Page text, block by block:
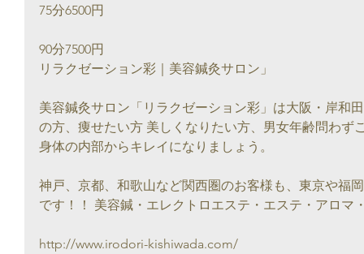
75分6500円
90分7500円
リラクゼーション彩｜美容鍼灸サロン」
美容鍼灸サロン「リラクゼーション彩」は大阪・岸和
の方、痩せたい方 美しくなりたい方、男女年齢問わず
身体の内部からキレイになりましょう。
神戸、京都、和歌山など関西圏のお客様も、東京や福
です！！ 美容鍼・エレクトロエステ・エステ・アロマ
http://www.irodori-kishiwada.com/